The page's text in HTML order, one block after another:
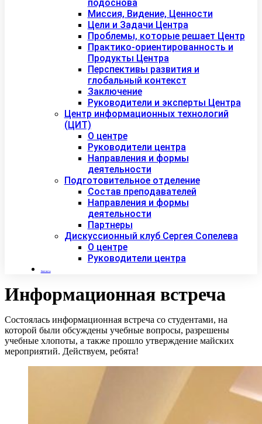
подоснова
Миссия, Видение, Ценности
Цели и Задачи Центра
Проблемы, которые решает Центр
Практико-ориентированность и
Продукты Центра
Перспективы развития и
глобальный контекст
Заключение
Руководители и эксперты Центра
Центр информационных технологий
(ЦИТ)
О центре
Руководители центра
Направления и формы
деятельности
Подготовительное отделение
Состав преподавателей
Направления и формы
деятельности
Партнеры
Дискуссионный клуб Сергея Сопелева
О центре
Руководители центра
Контакты
Информационная встреча
Состоялась информационная встреча со студентами, на
которой были обсуждены учебные вопросы, разрешены
учебные хлопоты, а также прошло утверждение майских
мероприятий. Действуем, ребята!